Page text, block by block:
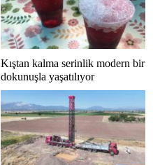
Kıştan kalma serinlik modern bir
dokunuşla yaşatılıyor